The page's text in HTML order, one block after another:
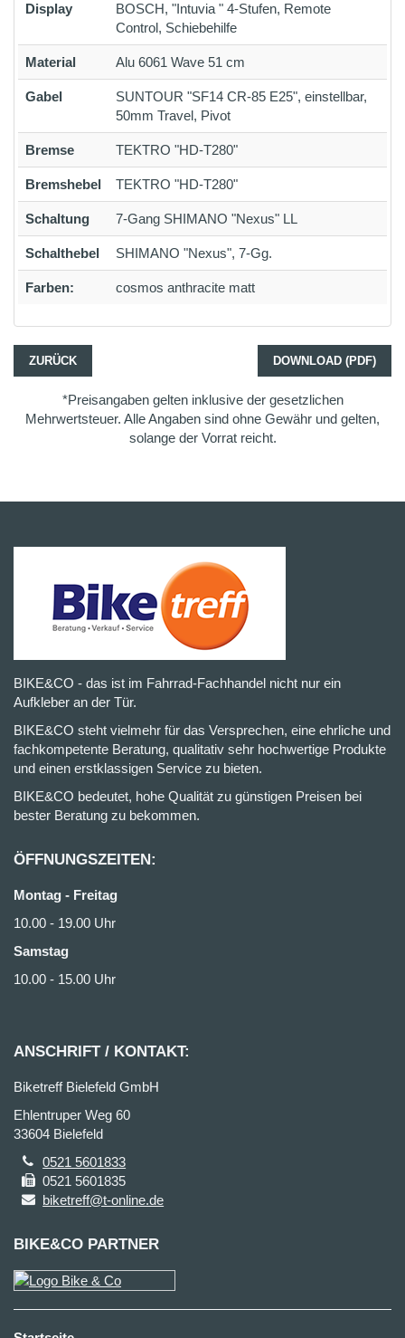
Display
BOSCH, "Intuvia " 4-Stufen, Remote
Control, Schiebehilfe
Material Alu 6061 Wave 51 cm
Gabel
SUNTOUR "SF14 CR-85 E25", einstellbar,
50mm Travel, Pivot
Bremse TEKTRO "HD-T280"
Bremshebel TEKTRO "HD-T280"
Schaltung 7-Gang SHIMANO "Nexus" LL
Schalthebel SHIMANO "Nexus", 7-Gg.
Farben: cosmos anthracite matt
ZURÜCK DOWNLOAD (PDF)
*Preisangaben gelten inklusive der gesetzlichen
Mehrwertsteuer. Alle Angaben sind ohne Gewähr und gelten,
solange der Vorrat reicht.
BIKE&CO - das ist im Fahrrad-Fachhandel nicht nur ein
Aufkleber an der Tür.
BIKE&CO steht vielmehr für das Versprechen, eine ehrliche und
fachkompetente Beratung, qualitativ sehr hochwertige Produkte
und einen erstklassigen Service zu bieten.
BIKE&CO bedeutet, hohe Qualität zu günstigen Preisen bei
bester Beratung zu bekommen.
ÖFFNUNGSZEITEN:
Montag - Freitag
10.00 - 19.00 Uhr
Samstag
10.00 - 15.00 Uhr
ANSCHRIFT / KONTAKT:
Biketreff Bielefeld GmbH
Ehlentruper Weg 60
33604 Bielefeld
0521 5601833
0521 5601835
biketreff@t-online.de
BIKE&CO PARTNER